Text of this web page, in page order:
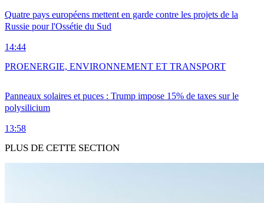
Quatre pays européens mettent en garde contre les projets de la
Russie pour l'Ossétie du Sud
14:44
Panneaux solaires et puces : Trump impose 15% de taxes sur le
polysilicium
13:58
PROENERGIE, ENVIRONNEMENT ET TRANSPORT
PLUS DE CETTE SECTION